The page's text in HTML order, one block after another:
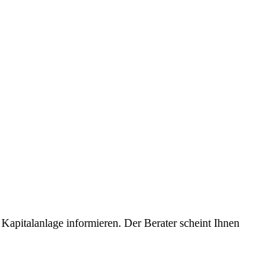
informieren. Der Berater scheint Ihnen